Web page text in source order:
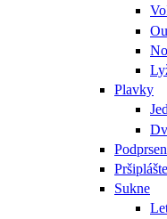
Plavky
Pršiplášte
Sukne